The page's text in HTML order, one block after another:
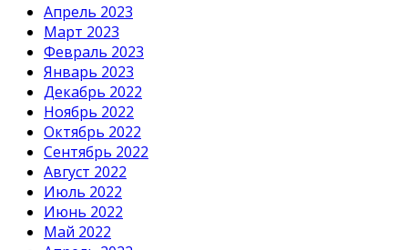
Апрель 2023
Март 2023
Февраль 2023
Январь 2023
Декабрь 2022
Ноябрь 2022
Октябрь 2022
Сентябрь 2022
Август 2022
Июль 2022
Июнь 2022
Май 2022